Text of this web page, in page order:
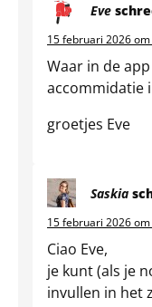
Eve
15 februari 2026
Waar in de
accommidatie
groetjes Eve
Saskia
15 februari 2026
Ciao Eve,
je kunt (als je
invullen in het